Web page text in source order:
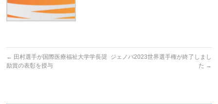
← 田村選手が国際医療福祉大学学長奨
励賞の表彰を授与
ジェノバ2023世界選手権が終了しまし
た →